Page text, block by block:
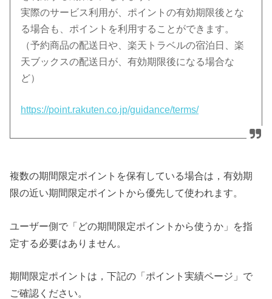
実際のサービス利用が、ポイントの有効期限後とな
る場合も、ポイントを利用することができます。
（予約商品の配送日や、楽天トラベルの宿泊日、楽
天ブックスの配送日が、有効期限後になる場合な
ど）
https://point.rakuten.co.jp/guidance/terms/
複数の期間限定ポイントを保有している場合は，有効期
限の近い期間限定ポイントから優先して使われます。
ユーザー側で「どの期間限定ポイントから使うか」を指
定する必要はありません。
期間限定ポイントは，下記の「ポイント実績ページ」で
ご確認ください。